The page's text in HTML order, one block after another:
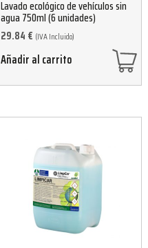
Lavado ecológico de vehículos sin
agua 750ml (6 unidades)
29.84 € (IVA Incluido)
Añadir al carrito